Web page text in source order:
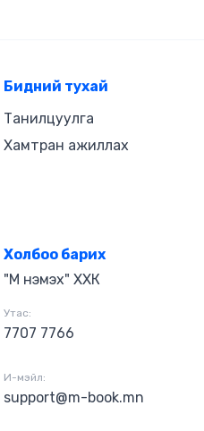
Бидний тухай
Танилцуулга
Хамтран ажиллах
Холбоо барих
"М нэмэх" ХХК
Утас:
7707 7766
И-мэйл:
support@m-book.mn